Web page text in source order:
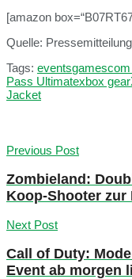
[amazon
Quelle:
Tags: events
Pass Ultimatexbox gear
Jacket
Previous Post
Zombieland:
Koop-Shooter
Next Post
Call of Duty:
Event ab morgen